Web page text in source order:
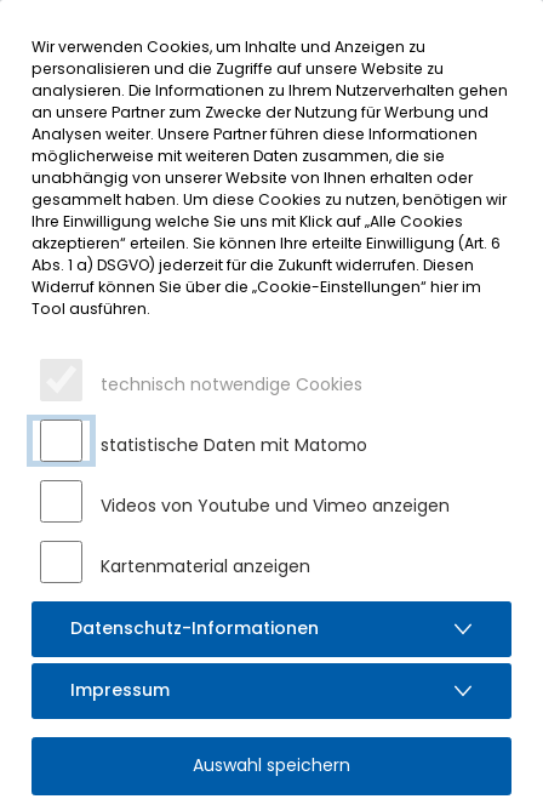
Inhalt der Seite anspringen
Informationen undMENÜ
SERVICE
SULZBERGER BÜRGERBLATT
Amtliches Bekanntmachungsblatt
Wir verwenden Cookies, um Inhalte und Anzeigen zu
personalisieren und die Zugriffe auf unsere Website zu
analysieren. Die Informationen zu Ihrem Nutzerverhalten gehen
an unsere Partner zum Zwecke der Nutzung für Werbung und
Analysen weiter. Unsere Partner führen diese Informationen
möglicherweise mit weiteren Daten zusammen, die sie
unabhängig von unserer Website von Ihnen erhalten oder
gesammelt haben. Um diese Cookies zu nutzen, benötigen wir
Ihre Einwilligung welche Sie uns mit Klick auf „Alle Cookies
akzeptieren“ erteilen. Sie können Ihre erteilte Einwilligung (Art. 6
Abs. 1 a) DSGVO) jederzeit für die Zukunft widerrufen. Diesen
Widerruf können Sie über die „Cookie-Einstellungen“ hier im
Tool ausführen.
technisch notwendige Cookies
statistische Daten mit Matomo
Videos von Youtube und Vimeo anzeigen
Kartenmaterial anzeigen
Datenschutz-Informationen
Impressum
Auswahl speichern